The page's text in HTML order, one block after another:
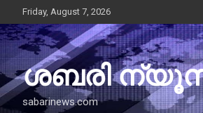
to
content
Friday, August 7, 2026
ശബരി
sabarinews.com